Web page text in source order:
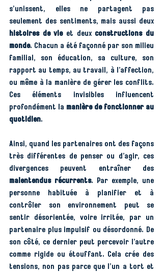
s’unissent, elles ne partagent pas
histoires de vie et deux constructions du
monde. Chacun a été façonné par son milieu
familial, son éducation, sa culture, son
rapport au temps, au travail, à l’affection,
ou même à la manière de gérer les conflits.
Ces éléments invisibles influencent
profondément la manière de fonctionner au
quotidien.
Ainsi, quand les partenaires ont des façons
très différentes de penser ou d’agir, ces
malentendus récurrents. Par exemple, une
personne habituée à planifier et à
contrôler son environnement peut se
sentir désorientée, voire irritée, par un
partenaire plus impulsif ou désordonné. De
son côté, ce dernier peut percevoir l’autre
comme rigide ou étouffant. Cela crée des
tensions, non pas parce que l’un a tort et